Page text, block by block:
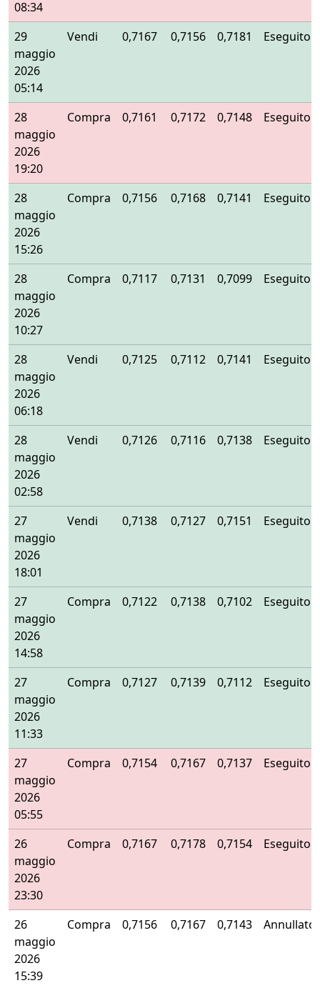
08:34
29
maggio
2026
05:14
Vendi 0,7167 0,7156 0,7181 Eseguito
28
maggio
2026
19:20
Compra 0,7161 0,7172 0,7148 Eseguito
28
maggio
2026
15:26
Compra 0,7156 0,7168 0,7141 Eseguito
28
maggio
2026
10:27
Compra 0,7117 0,7131 0,7099 Eseguito
28
maggio
2026
06:18
Vendi 0,7125 0,7112 0,7141 Eseguito
28
maggio
2026
02:58
Vendi 0,7126 0,7116 0,7138 Eseguito
27
maggio
2026
18:01
Vendi 0,7138 0,7127 0,7151 Eseguito
27
maggio
2026
14:58
Compra 0,7122 0,7138 0,7102 Eseguito
27
maggio
2026
11:33
Compra 0,7127 0,7139 0,7112 Eseguito
27
maggio
2026
05:55
Compra 0,7154 0,7167 0,7137 Eseguito
26
maggio
2026
23:30
Compra 0,7167 0,7178 0,7154 Eseguito
26
maggio
2026
15:39
Compra 0,7156 0,7167 0,7143 Annullato